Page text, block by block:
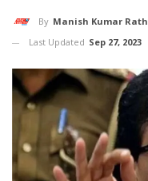
By Manish Kumar Rathore
Last Updated Sep 27, 2023